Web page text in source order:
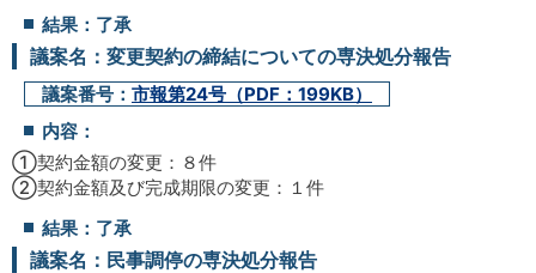
結果：了承
議案名：変更契約の締結についての専決処分報告
議案番号： 市報第24号（PDF：199KB）
内容：
①契約金額の変更：８件
②契約金額及び完成期限の変更：１件
結果：了承
議案名：民事調停の専決処分報告